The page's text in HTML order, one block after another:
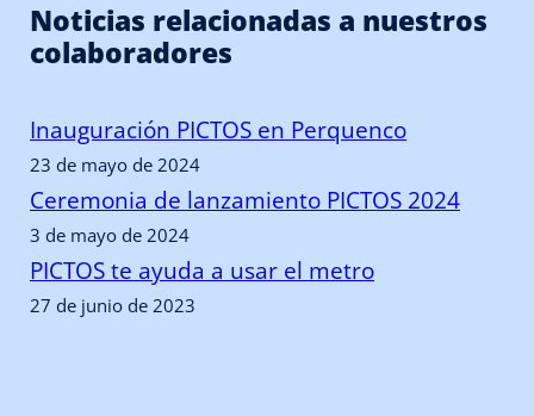
Noticias relacionadas a nuestros
colaboradores
Inauguración PICTOS en Perquenco
23 de mayo de 2024
Ceremonia de lanzamiento PICTOS 2024
3 de mayo de 2024
PICTOS te ayuda a usar el metro
27 de junio de 2023